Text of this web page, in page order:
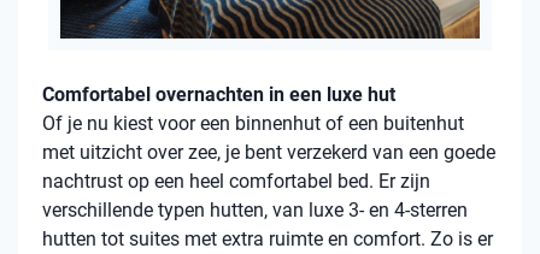
Comfortabel overnachten in een luxe hut
Of je nu kiest voor een binnenhut of een buitenhut
met uitzicht over zee, je bent verzekerd van een goede
nachtrust op een heel comfortabel bed. Er zijn
verschillende typen hutten, van luxe 3- en 4-sterren
hutten tot suites met extra ruimte en comfort. Zo is er